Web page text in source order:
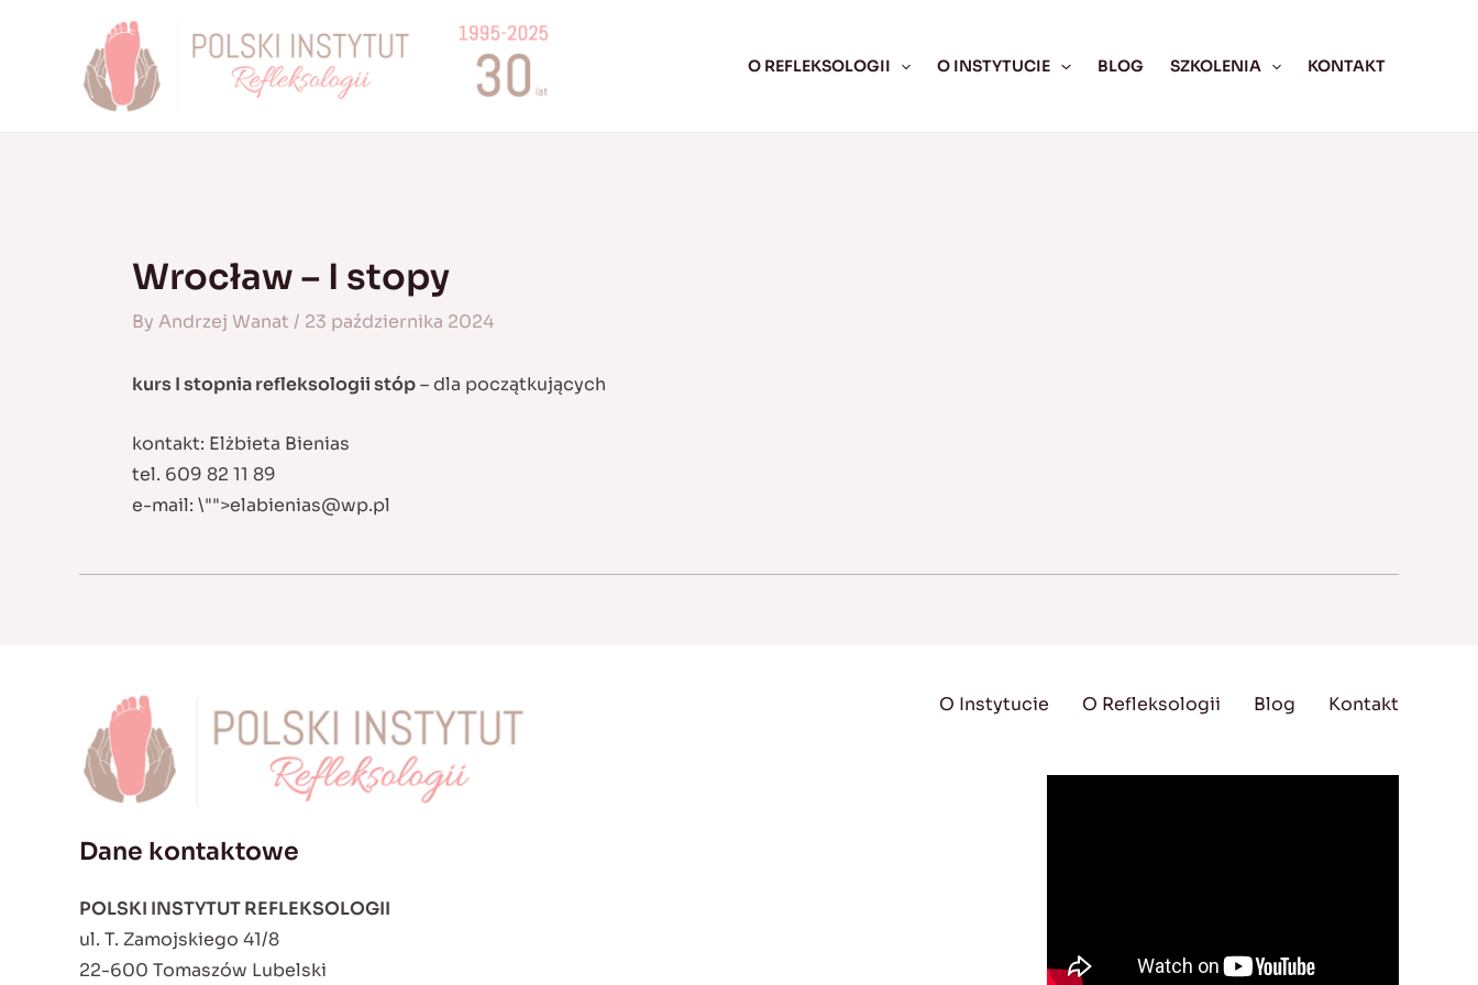
O REFLEKSOLOGII O INSTYTUCIE BLOG SZKOLENIA KONTAKT
Wrocław – I stopy
By Andrzej Wanat / 23 października 2024
kurs I stopnia refleksologii stóp– dla początkujących
kontakt: Elżbieta Bienias
tel. 609 82 11 89
e-mail: \"">elabienias@wp.pl
Dane kontaktowe
POLSKI INSTYTUT REFLEKSOLOGII
ul. T. Zamojskiego 41/8
22-600 Tomaszów Lubelski
O Instytucie O Refleksologii Blog Kontakt